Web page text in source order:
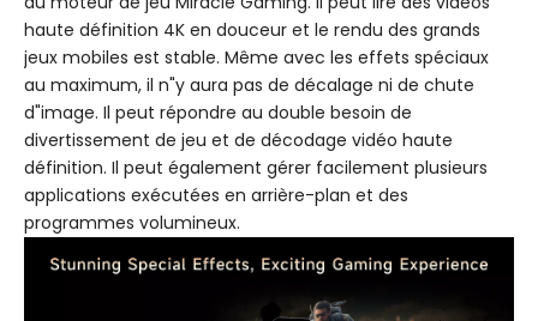
haute définition 4K en douceur et le rendu des grands
jeux mobiles est stable. Même avec les effets spéciaux
au maximum, il n"y aura pas de décalage ni de chute
d"image. Il peut répondre au double besoin de
divertissement de jeu et de décodage vidéo haute
définition. Il peut également gérer facilement plusieurs
applications exécutées en arrière-plan et des
programmes volumineux.